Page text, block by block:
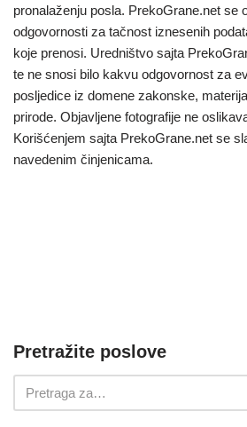
pronalaženju posla. PrekoGrane.net se
odgovornosti za tačnost iznesenih
koje prenosi. Uredništvo sajta
te ne snosi bilo kakvu odgovornost za
posljedice iz domene zakonske,
prirode. Objavljene fotografije ne
Korišćenjem sajta PrekoGrane.net se
navedenim činjenicama.
Pretražite poslove